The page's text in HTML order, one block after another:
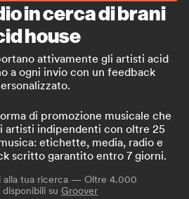
in cerca di brani
house
attivamente gli artisti acid
a ogni invio con un feedback
di promozione musicale che
artisti indipendenti con oltre 25
etichette, media, radio e
scritto garantito entro 7 giorni.
alla tua ricerca — Oltre 4.000
su Groover